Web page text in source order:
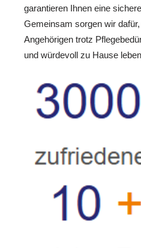
garantieren Ihnen eine
Gemeinsam sorgen wir
Angehörigen trotz
und würdevoll zu Hause